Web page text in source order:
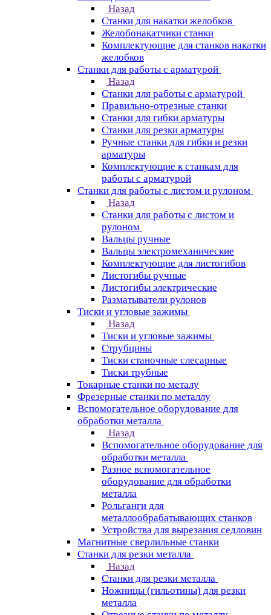
Назад
Станки для накатки желобков
Желобонакатчики станки
Комплектующие для станков накатки
желобков
Станки для работы с арматурой
Назад
Станки для работы с арматурой
Правильно-отрезные станки
Станки для гибки арматуры
Станки для резки арматуры
Ручные станки для гибки и резки
арматуры
Комплектующие к станкам для
работы с арматурой
Станки для работы с листом и рулоном
Назад
Станки для работы с листом и
рулоном
Вальцы ручные
Вальцы электромеханические
Комплектующие для листогибов
Листогибы ручные
Листогибы электрические
Разматыватели рулонов
Тиски и угловые зажимы
Назад
Тиски и угловые зажимы
Струбцины
Тиски станочные слесарные
Тиски трубные
Токарные станки по металу
Фрезерные станки по металлу
Вспомогательное оборудование для
обработки металла
Назад
Вспомогательное оборудование для
обработки металла
Разное вспомогательное
оборудование для обработки
металла
Рольганги для
металлообрабатывающих станков
Устройства для вырезания седловин
Магнитные сверлильные станки
Станки для резки металла
Назад
Станки для резки металла
Ножницы (гильотины) для резки
металла